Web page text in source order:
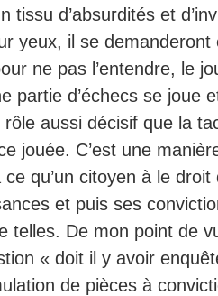
tissu d’absurdités et
yeux, il se
ne pas l’entendre, le
partie d’échecs se joue
aussi décisif que la
jouée. C’est une
qu’un citoyen à le
et puis ses
telles. De mon point de
« doit il y avoir
de pièces à